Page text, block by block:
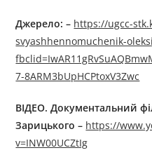
Джерело: – https://ugcc-
svyashhennomuchenik-
7-8ARM3bUpHCPtoxV3Zwc
ВІДЕО. Документальний
Зарицького – https://
v=INW00UCZtIg